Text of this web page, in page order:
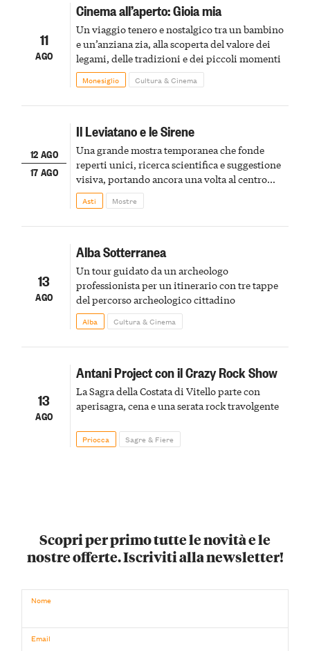
11
AGO
Cinema all’aperto: Gioia mia
Un viaggio tenero e nostalgico tra un bambino
e un’anziana zia, alla scoperta del valore dei
legami, delle tradizioni e dei piccoli momenti
Monesiglio Cultura & Cinema
12 AGO
17 AGO
Il Leviatano e le Sirene
Una grande mostra temporanea che fonde
reperti unici, ricerca scientifica e suggestione
visiva, portando ancora una volta al centro
della scena le meraviglie del passato astigiano
Asti Mostre
13
AGO
Alba Sotterranea
Un tour guidato da un archeologo
professionista per un itinerario con tre tappe
del percorso archeologico cittadino
Alba Cultura & Cinema
13
AGO
Antani Project con il Crazy Rock Show
La Sagra della Costata di Vitello parte con
aperisagra, cena e una serata rock travolgente
Priocca Sagre & Fiere
Scopri per primo tutte le novità e le
nostre offerte. Iscriviti alla newsletter!
Nome
Email